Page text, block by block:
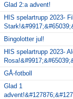
Glad 2:a advent!
HIS spelartrupp 2023-
Bingolotter jul!
HIS spelartrupp 2023-
GÅ-fotboll
Glad 1